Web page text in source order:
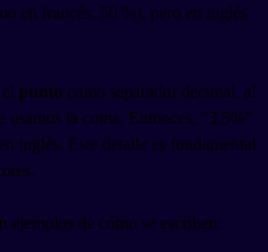
en francés: 50 %), pero en inglés
punto como separador decimal, al
usamos la coma. Entonces, "3,5%"
en inglés. Este detalle es fundamental
ejemplos de cómo se escriben: